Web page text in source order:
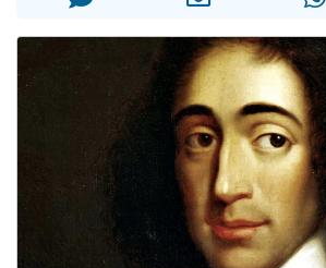
Il reste 49 places pour
Ariel vient de donner son
Nathaniel vient de donner